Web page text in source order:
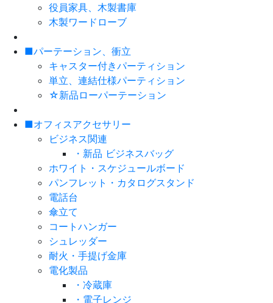
役員家具、木製書庫
木製ワードローブ
■パーテーション、衝立
キャスター付きパーティション
単立、連結仕様パーティション
☆新品ローパーテーション
■オフィスアクセサリー
ビジネス関連
・新品 ビジネスバッグ
ホワイト・スケジュールボード
パンフレット・カタログスタンド
電話台
傘立て
コートハンガー
シュレッダー
耐火・手提げ金庫
電化製品
・冷蔵庫
・電子レンジ